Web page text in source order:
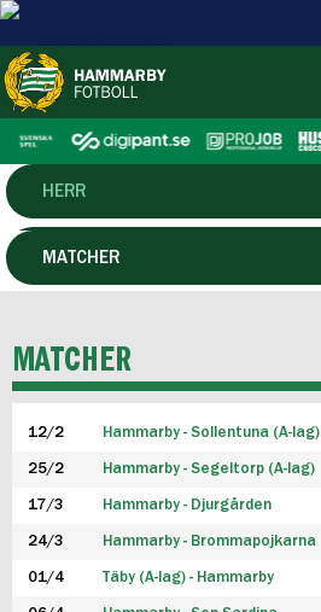
HERR
DAM
P19
F19
FUTSAL HERR
FUTSAL DAM
MATCHER
MATCHER
12/2 Hammarby - Sollentuna (A-lag)
25/2 Hammarby - Segeltorp (A-lag)
17/3 Hammarby - Djurgården
24/3 Hammarby - Brommapojkarna
01/4 Täby (A-lag) - Hammarby